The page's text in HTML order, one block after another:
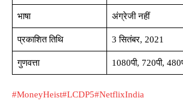
भाषा अंग्रेजी नहीं
प्रकाशित तिथि 3 सितंबर, 2021
गुणवत्ता 1080पी, 720पी,
#MoneyHeist#LCDP5#NetflixIndia